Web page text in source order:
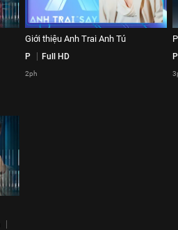
Giới thiệu Anh Trai Anh Tú
P Full HD
2ph
P